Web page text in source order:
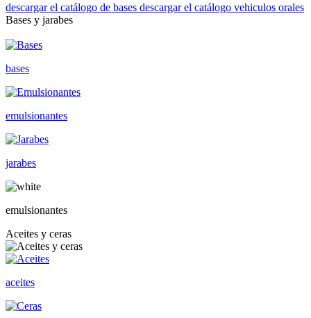
descargar el catálogo de bases descargar el catálogo vehiculos orales
Bases y jarabes
bases
emulsionantes
jarabes
emulsionantes
Aceites y ceras
aceites